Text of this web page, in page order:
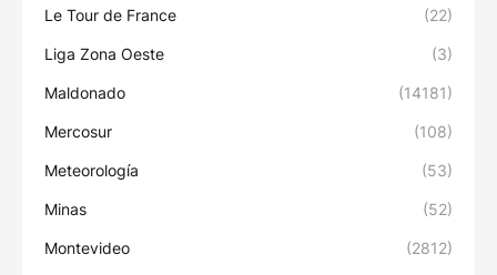
Le Tour de France (22)
Liga Zona Oeste (3)
Maldonado (14181)
Mercosur (108)
Meteorología (53)
Minas (52)
Montevideo (2812)